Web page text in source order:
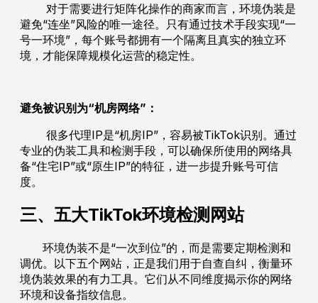
对于需要进行矩阵化操作的商家而言，环境伪装是
避免“连坐”风险的唯一途径。只有通过技术手段实现“一
号一环境”，每个账号都拥有一个隔离且真实的独立环
境，才能保障规模化运营的稳定性。
避免被识别为“机房网络”：
很多代理IP是“机房IP”，容易被TikTok识别。通过
专业的伪装工具和检测手段，可以确保所使用的网络具
备“住宅IP”或“原生IP”的特征，进一步提升账号可信
度。
三、五大TikTok环境检测网站
环境伪装不是“一次到位”的，而是需要定期检测和
调优。以下五个网站，正是我们用于自查自纠，衡量环
境伪装效果的有力工具。它们从不同维度揭示你的网络
环境和设备指纹信息。